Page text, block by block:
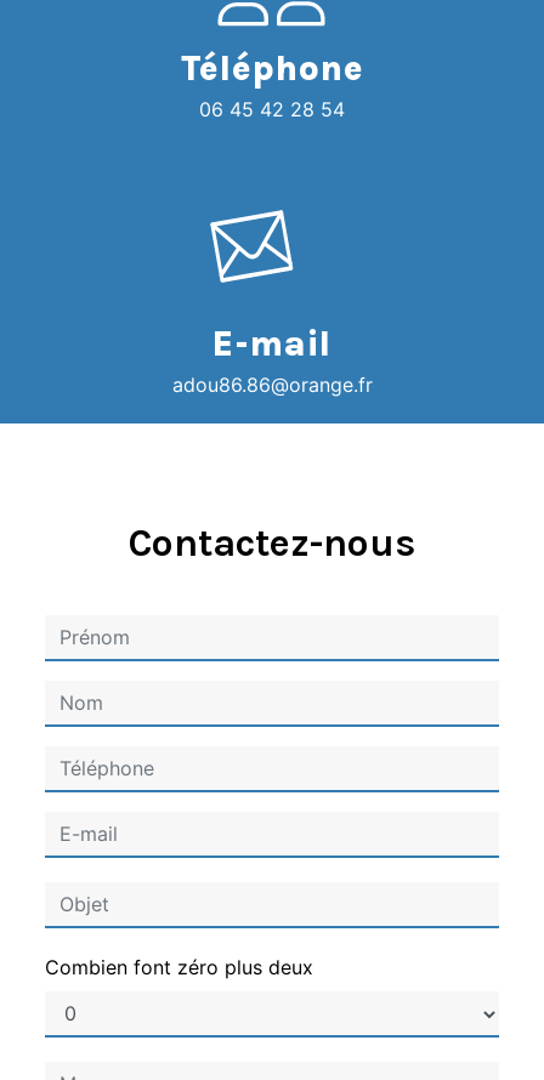
Téléphone
06 45 42 28 54
E-mail
adou86.86@orange.fr
Contactez-nous
Combien font zéro plus deux